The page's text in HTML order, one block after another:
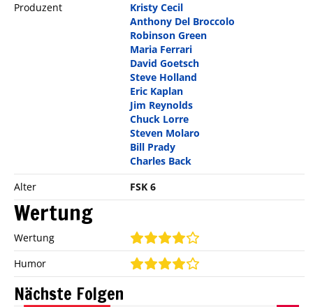
Produzent
Kristy Cecil
Anthony Del Broccolo
Robinson Green
Maria Ferrari
David Goetsch
Steve Holland
Eric Kaplan
Jim Reynolds
Chuck Lorre
Steven Molaro
Bill Prady
Charles Back
Alter
FSK 6
Wertung
Wertung
Humor
Nächste Folgen